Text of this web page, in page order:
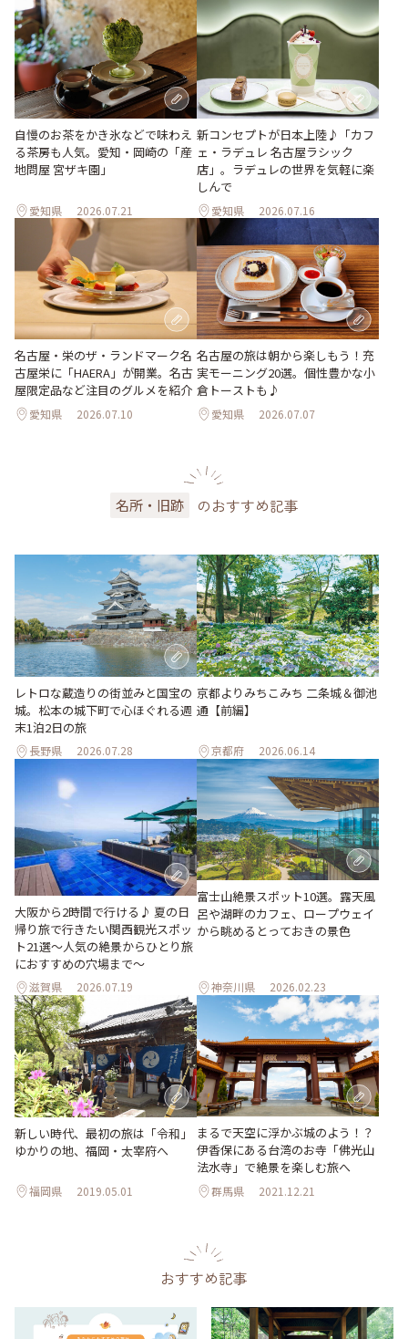
自慢のお茶をかき氷などで味わえ
る茶房も人気。愛知・岡崎の「産
地問屋 宮ザキ園」
愛知県 2026.07.21
新コンセプトが日本上陸♪「カフ
ェ・ラデュレ 名古屋ラシック
店」。ラデュレの世界を気軽に楽
しんで
愛知県 2026.07.16
名古屋・栄のザ・ランドマーク名
古屋栄に「HAERA」が開業。名古
屋限定品など注目のグルメを紹介
愛知県 2026.07.10
名古屋の旅は朝から楽しもう！充
実モーニング20選。個性豊かな小
倉トーストも♪
愛知県 2026.07.07
名所・旧跡 のおすすめ記事
レトロな蔵造りの街並みと国宝の
城。松本の城下町で心ほぐれる週
末1泊2日の旅
長野県 2026.07.28
京都よりみちこみち 二条城＆御池
通【前編】
京都府 2026.06.14
大阪から2時間で行ける♪ 夏の日
帰り旅で行きたい関西観光スポッ
ト21選～人気の絶景からひとり旅
におすすめの穴場まで～
滋賀県 2026.07.19
富士山絶景スポット10選。露天風
呂や湖畔のカフェ、ロープウェイ
から眺めるとっておきの景色
神奈川県 2026.02.23
新しい時代、最初の旅は「令和」
ゆかりの地、福岡・太宰府へ
福岡県 2019.05.01
まるで天空に浮かぶ城のよう！？
伊香保にある台湾のお寺「佛光山
法水寺」で絶景を楽しむ旅へ
群馬県 2021.12.21
おすすめ記事